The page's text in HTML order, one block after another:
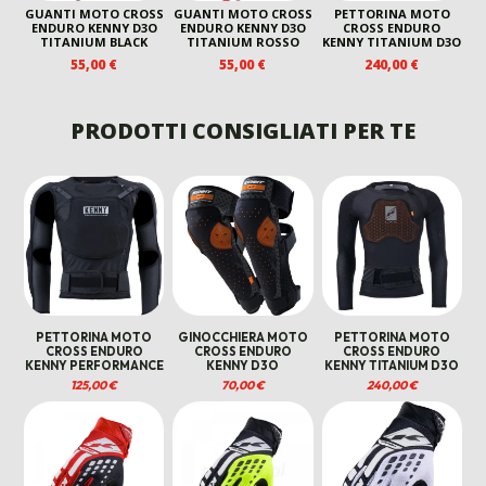
GUANTI MOTO CROSS
ENDURO KENNY D3O
TITANIUM BLACK
55,00€
GUANTI MOTO CROSS
ENDURO KENNY D3O
TITANIUM ROSSO
55,00€
PETTORINA MOTO
CROSS ENDURO
KENNY TITANIUM D3O
240,00€
PRODOTTI CONSIGLIATI PER TE
PETTORINA MOTO
CROSS ENDURO
KENNY PERFORMANCE
125,00€
GINOCCHIERA MOTO
CROSS ENDURO
KENNY D3O
70,00€
PETTORINA MOTO
CROSS ENDURO
KENNY TITANIUM D3O
240,00€